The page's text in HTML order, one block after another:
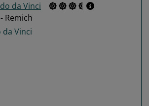
da Vinci
Remich